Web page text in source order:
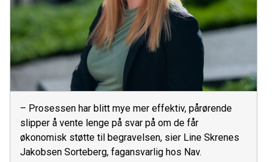
– Prosessen har blitt mye mer effektiv, pårørende
slipper å vente lenge på svar på om de får
økonomisk støtte til begravelsen, sier Line Skrenes
Jakobsen Sorteberg, fagansvarlig hos Nav.